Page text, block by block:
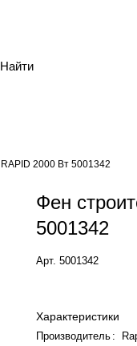
2000 Вт 5001342
Фен
5001342
Арт.5001342
Характеристики
Производитель :